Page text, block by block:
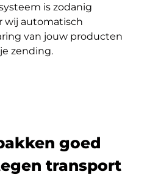
is zodanig
wij automatisch
van jouw producten
zending.
goed
transport